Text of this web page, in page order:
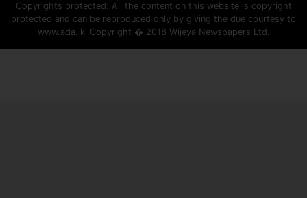
Copyrights protected: All the content on this website is copyright
protected and can be reproduced only by giving the due courtesy to
www.ada.lk' Copyright � 2018 Wijeya Newspapers Ltd.